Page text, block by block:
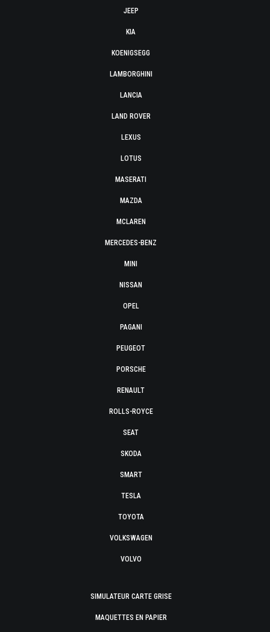
JEEP
KIA
KOENIGSEGG
LAMBORGHINI
LANCIA
LAND ROVER
LEXUS
LOTUS
MASERATI
MAZDA
MCLAREN
MERCEDES-BENZ
MINI
NISSAN
OPEL
PAGANI
PEUGEOT
PORSCHE
RENAULT
ROLLS-ROYCE
SEAT
SKODA
SMART
TESLA
TOYOTA
VOLKSWAGEN
VOLVO
SIMULATEUR CARTE GRISE
MAQUETTES EN PAPIER